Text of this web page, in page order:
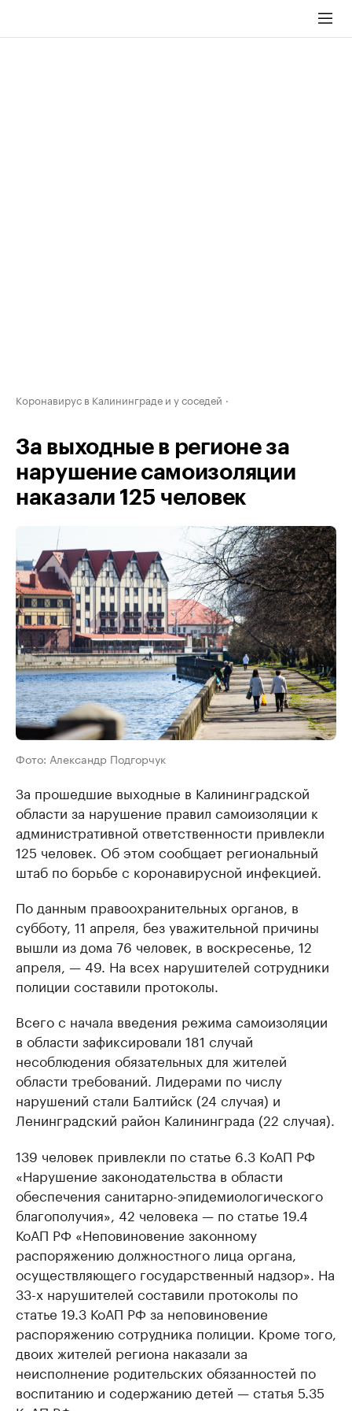
Коронавирус в Калининграде и у соседей
За выходные в регионе за
нарушение самоизоляции
наказали 125 человек
Фото: Александр Подгорчук
За прошедшие выходные в Калининградской
области за нарушение правил самоизоляции к
административной ответственности привлекли
125 человек. Об этом сообщает региональный
штаб по борьбе с коронавирусной инфекцией.
По данным правоохранительных органов, в
субботу, 11 апреля, без уважительной причины
вышли из дома 76 человек, в воскресенье, 12
апреля, — 49. На всех нарушителей сотрудники
полиции составили протоколы.
Всего с начала введения режима самоизоляции
в области зафиксировали 181 случай
несоблюдения обязательных для жителей
области требований. Лидерами по числу
нарушений стали Балтийск (24 случая) и
Ленинградский район Калининграда (22 случая).
139 человек привлекли по статье 6.3 КоАП РФ
«Нарушение законодательства в области
обеспечения санитарно-эпидемиологического
благополучия», 42 человека — по статье 19.4
КоАП РФ «Неповиновение законному
распоряжению должностного лица органа,
осуществляющего государственный надзор». На
33-х нарушителей составили протоколы по
статье 19.3 КоАП РФ за неповиновение
распоряжению сотрудника полиции. Кроме того,
двоих жителей региона наказали за
неисполнение родительских обязанностей по
воспитанию и содержанию детей — статья 5.35